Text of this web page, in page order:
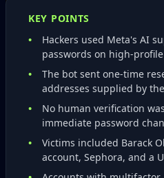
KEY POINTS
Hackers used Meta's AI
passwords on
The bot sent one‑time
addresses supplied by
No human verification
immediate password
Victims included Barack
account, Sephora, and a